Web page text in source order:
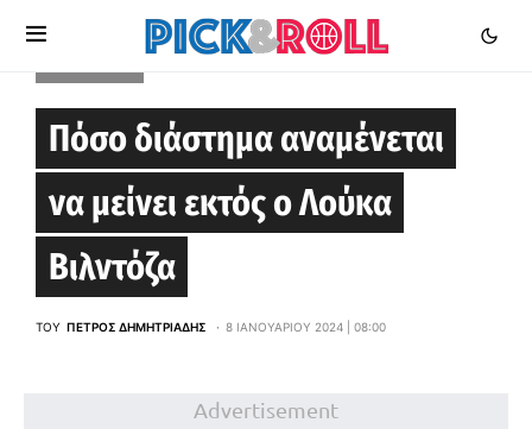
Πόσο διάστημα αναμένεται
να μείνει εκτός ο Λούκα
Βιλντόζα
ΤΟΥ ΠΈΤΡΟΣ ΔΗΜΗΤΡΙΆΔΗΣ 8 ΙΑΝΟΥΑΡΊΟΥ 2024 | 08:00
Advertisement